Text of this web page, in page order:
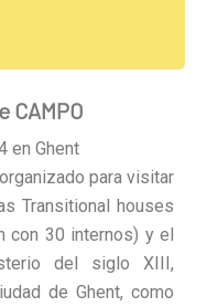
CAMPO
en Ghent
para visitar
Transitional houses
con 30 internos) y el
del siglo XIII,
de Ghent, como